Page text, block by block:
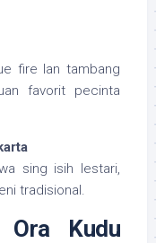
fire lan tambang
favorit pecinta
sing isih lestari,
tradisional.
Kudu